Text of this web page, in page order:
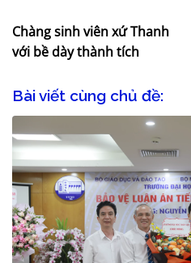
Chàng sinh viên xứ Thanh
với bề dày thành tích
Bài viết cùng chủ đề: